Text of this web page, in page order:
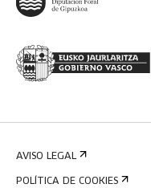
AVISO LEGAL
POLÍTICA DE COOKIES